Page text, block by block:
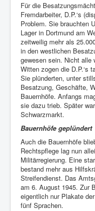
Für die
Fremdarbeiter, D.P.‘s
Problem. Sie brauchten
Lager in Dortmund am
zeitweilig mehr als
in den westlichen
gewesen sein. Nicht alle
Witten zogen die D.P.‘s
Sie plünderten, unter
Besatzung, Geschäfte,
Bauernhöfe. Anfangs
sie dazu trieb. Später
Schwarzmarkt.
Bauernhöfe geplündert
Auch die Bauernhöfe
Rechtspflege lag nun
Militärregierung. Eine
bestand mehr aus
Streifendienst. Das
am 6. August 1945. Zur
eigentlich nur Plakate
fünf Sprachen.